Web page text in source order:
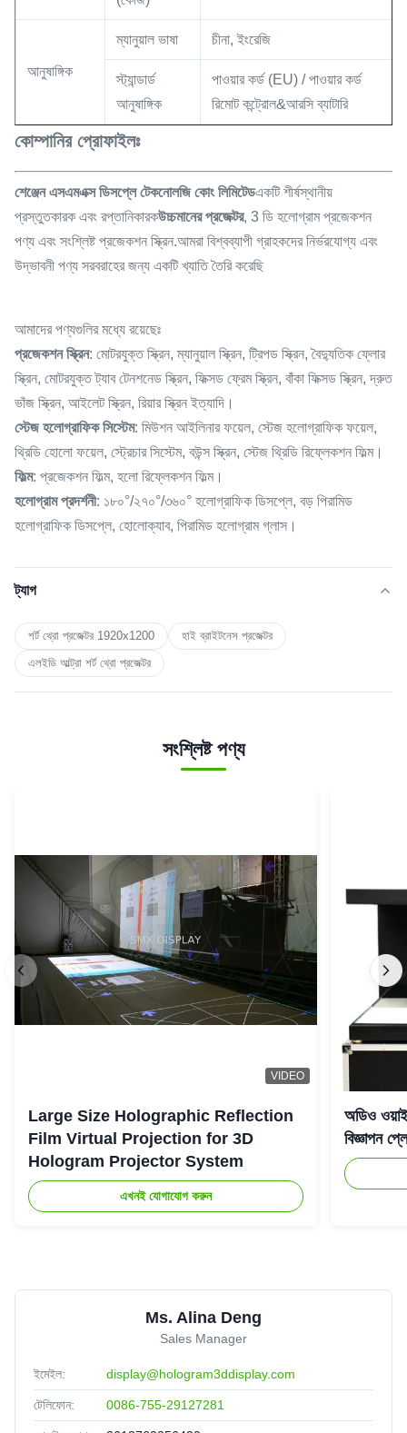
আনুষাঙ্গিক
ম্যানুয়াল ভাষা চীনা, ইংরেজি
স্ট্যান্ডার্ড
আনুষাঙ্গিক
পাওয়ার কর্ড (EU) / পাওয়ার কর্ড
রিমোট কন্ট্রোল&আরসি ব্যাটারি
কোম্পানির প্রোফাইলঃ
শেঞ্জেন এসএমএক্স ডিসপ্লে টেকনোলজি কোং লিমিটেডএকটি শীর্ষস্থানীয়
প্রস্তুতকারক এবং রপ্তানিকারকউচ্চমানের প্রজেক্টর, 3 ডি হলোগ্রাম প্রজেকশন
পণ্য এবং সংশ্লিষ্ট প্রজেকশন স্ক্রিন.আমরা বিশ্বব্যাপী গ্রাহকদের নির্ভরযোগ্য এবং
উদ্ভাবনী পণ্য সরবরাহের জন্য একটি খ্যাতি তৈরি করেছি
আমাদের পণ্যগুলির মধ্যে রয়েছেঃ
প্রজেকশন স্ক্রিন: মোটরযুক্ত স্ক্রিন, ম্যানুয়াল স্ক্রিন, ট্রিপড স্ক্রিন, বৈদ্যুতিক ফ্লোর
স্ক্রিন, মোটরযুক্ত ট্যাব টেনশনেড স্ক্রিন, ফিক্সড ফ্রেম স্ক্রিন, বাঁকা ফিক্সড স্ক্রিন, দ্রুত
ভাঁজ স্ক্রিন, আইলেট স্ক্রিন, রিয়ার স্ক্রিন ইত্যাদি।
স্টেজ হলোগ্রাফিক সিস্টেম: মিউশন আইলিনার ফয়েল, স্টেজ হলোগ্রাফিক ফয়েল,
থ্রিডি হোলো ফয়েল, স্ট্রেচার সিস্টেম, বউন্স স্ক্রিন, স্টেজ থ্রিডি রিফ্লেকশন ফিল্ম।
ফিল্ম: প্রজেকশন ফিল্ম, হলো রিফ্লেকশন ফিল্ম।
হলোগ্রাম প্রদর্শনী: ১৮০°/২৭০°/৩৬০° হলোগ্রাফিক ডিসপ্লে, বড় পিরামিড
হলোগ্রাফিক ডিসপ্লে, হোলোক্যাব, পিরামিড হলোগ্রাম গ্লাস।
ট্যাগ
শর্ট থ্রো প্রজেক্টর 1920x1200
হাই ব্রাইটনেস প্রজেক্টর
এলইডি আল্ট্রা শর্ট থ্রো প্রজেক্টর
সংশ্লিষ্ট পণ্য
VIDEO
Large Size Holographic Reflection
Film Virtual Projection for 3D
Hologram Projector System
এখনই যোগাযোগ করুন
অডিও
বিজ্ঞাপন
Ms. Alina Deng
Sales Manager
ইমেইল: display@hologram3ddisplay.com
টেলিফোন: 0086-755-29127281